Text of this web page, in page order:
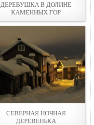
ДЕРЕВУШКА В ДОЛИНЕ
КАМЕННЫХ ГОР
СЕВЕРНАЯ НОЧНАЯ
ДЕРЕВЕНЬКА